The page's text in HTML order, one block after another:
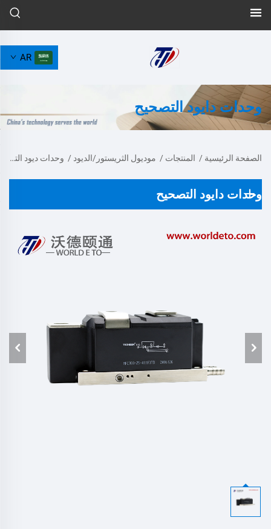
AR
وحدات دايود التصحيح
الصفحة الرئيسية / المنتجات / موديول الثريستور/الديود / وحدات ديود التسخين
وحدات دايود التصحيح